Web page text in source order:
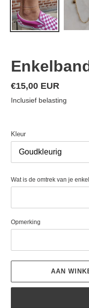
Normale
prijs
€15,00 EUR
Inclusief belasting
Kleur
Wat is de omtrek van je
Opmerking
AAN